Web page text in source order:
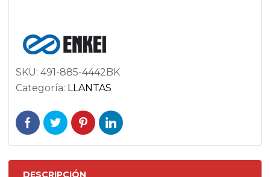
SKU: 491-885-4442BK
Categoría: LLANTAS
DESCRIPCIÓN